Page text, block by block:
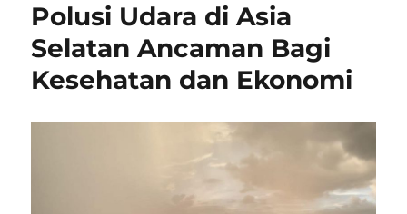
Polusi Udara di Asia
Selatan Ancaman Bagi
Kesehatan dan Ekonomi